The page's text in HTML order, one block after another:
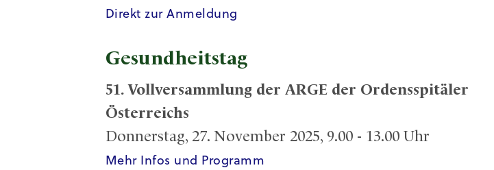
Direkt zur Anmeldung
Gesundheitstag
51. Vollversammlung der ARGE der Ordensspitäler
Österreichs
Donnerstag, 27. November 2025, 9.00 - 13.00 Uhr
Mehr Infos und Programm